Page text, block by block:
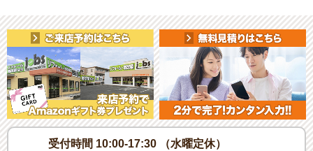
受付時間 10:00-17:30 （水曜定休）